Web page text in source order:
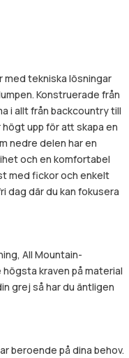
med tekniska lösningar
Konstruerade från
i allt från backcountry till
upp för att skapa en
nedre delen har en
och en komfortabel
med fickor och enkelt
dag där du kan fokusera
All Mountain-
kraven på material
grej så har du äntligen
beroende på dina behov.